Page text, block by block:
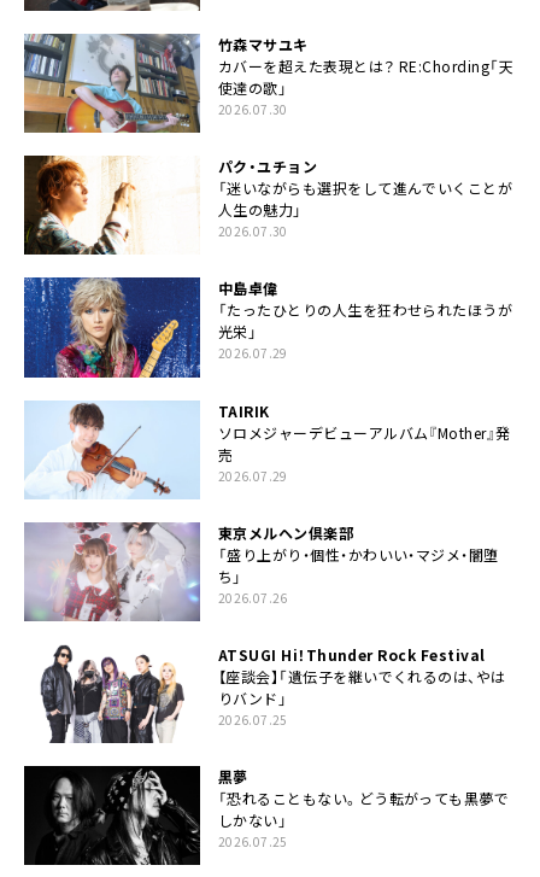
竹森マサユキ
カバーを超えた表現とは？ RE:Chording「天
使達の歌」
2026.07.30
パク・ユチョン
「迷いながらも選択をして進んでいくことが
人生の魅力」
2026.07.30
中島卓偉
「たったひとりの人生を狂わせられたほうが
光栄」
2026.07.29
TAIRIK
ソロメジャーデビューアルバム『Mother』発
売
2026.07.29
東京メルヘン倶楽部
「盛り上がり・個性・かわいい・マジメ・闇堕
ち」
2026.07.26
ATSUGI Hi！Thunder Rock Festival
【座談会】「遺伝子を継いでくれるのは、やは
りバンド」
2026.07.25
黒夢
「恐れることもない。どう転がっても黒夢で
しかない」
2026.07.25